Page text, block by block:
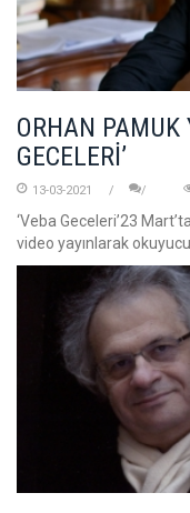
ORHAN PAMUK
GECELERİ’
13-03-2021
‘Veba Geceleri’23
video yayınlarak